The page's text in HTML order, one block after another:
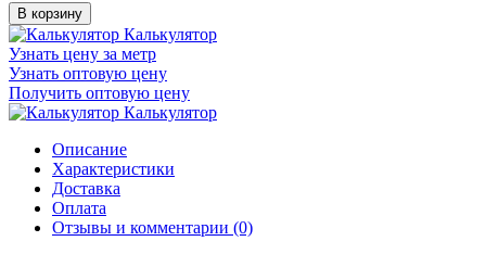
В корзину
Калькулятор
Узнать цену за метр
Узнать оптовую цену
Получить оптовую цену
Калькулятор
Описание
Характеристики
Доставка
Оплата
Отзывы и комментарии (0)